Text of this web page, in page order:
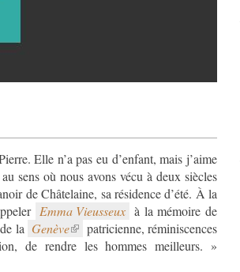
Elle n’a pas eu d’enfant, mais j’aime
sens où nous avons vécu à deux siècles
de Châtelaine, sa résidence d’été. À la
Emma Vieusseux à la mémoire de
la Genève
patricienne, réminiscences
de rendre les hommes meilleurs. »